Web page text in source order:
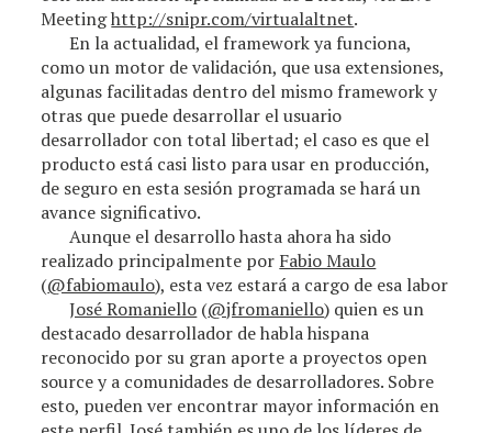
Meetinghttp://snipr.com/virtualaltnet.
En la actualidad, el framework ya funciona,
como un motor de validación, que usa extensiones,
algunas facilitadas dentro del mismo framework y
otras que puede desarrollar el usuario
desarrollador con total libertad; el caso es que el
producto está casi listo para usar en producción,
de seguro en esta sesión programada se hará un
avance significativo.
Aunque el desarrollo hasta ahora ha sido
realizado principalmente por Fabio Maulo
(@fabiomaulo), esta vez estará a cargo de esa labor
José Romaniello (@jfromaniello) quien es un
destacado desarrollador de habla hispana
reconocido por su gran aporte a proyectos open
source y a comunidades de desarrolladores. Sobre
esto, pueden ver encontrar mayor información en